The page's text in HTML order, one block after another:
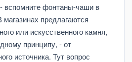
вспомните фонтаны-чаши в
магазинах предлагаются
или искусственного камня,
принципу, - от
источника. Тут вопрос